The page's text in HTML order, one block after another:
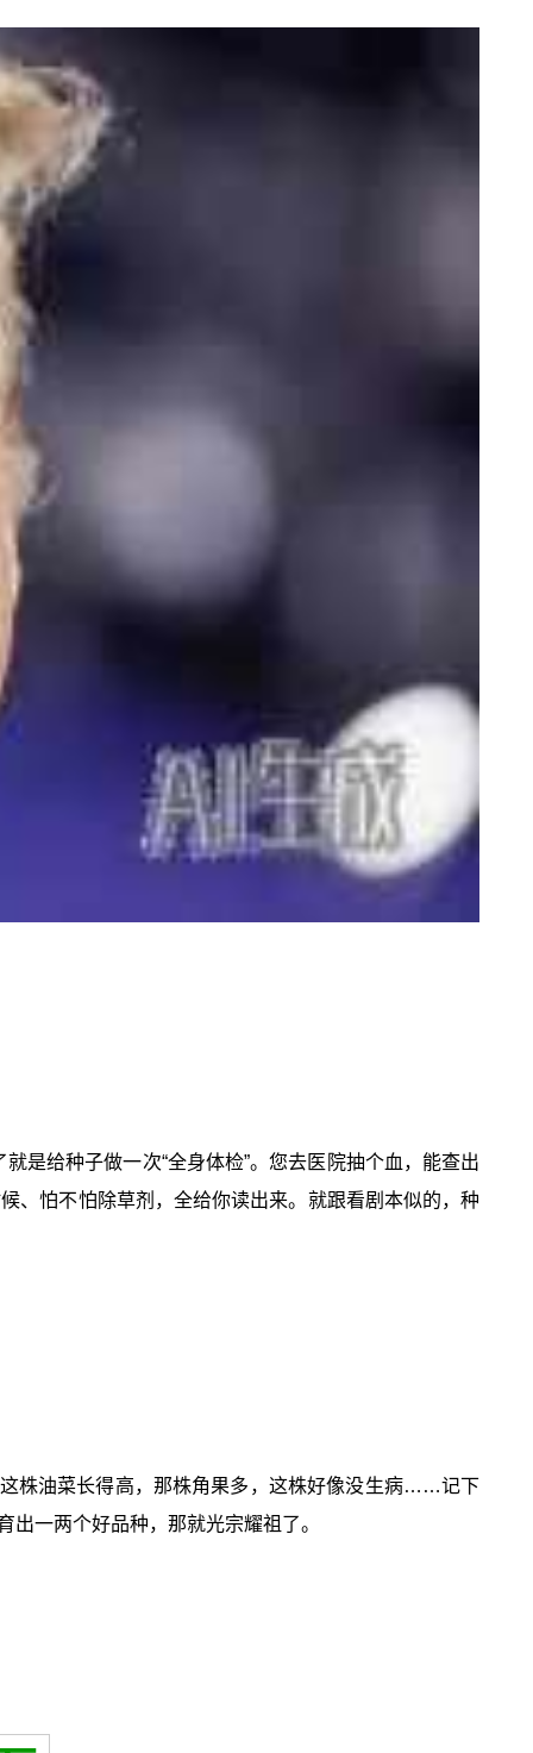
是给种子做一次“全身体检”。您去医院抽个血，能查出
、怕不怕除草剂，全给你读出来。就跟看剧本似的，种
株油菜长得高，那株角果多，这株好像没生病……记下
一两个好品种，那就光宗耀祖了。